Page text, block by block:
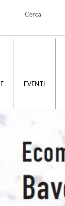
Cerca
EVENTI